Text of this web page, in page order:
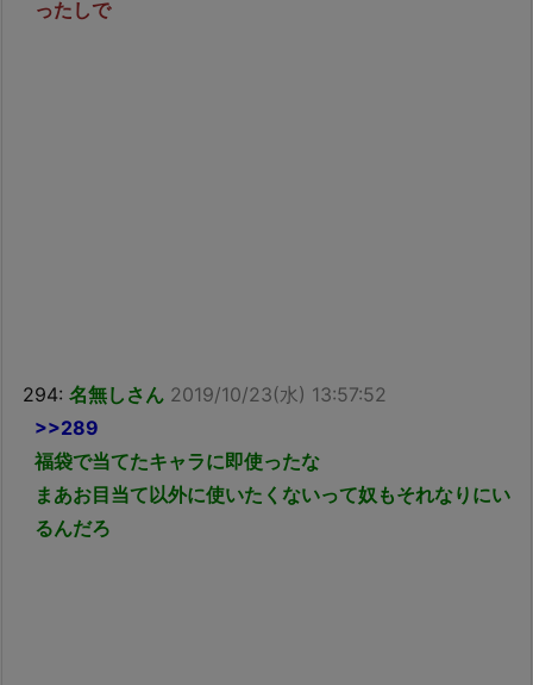
ったしで
294: 名無しさん 2019/10/23(水) 13:57:52
>>289
福袋で当てたキャラに即使ったな
まあお目当て以外に使いたくないって奴もそれなりにい
るんだろ